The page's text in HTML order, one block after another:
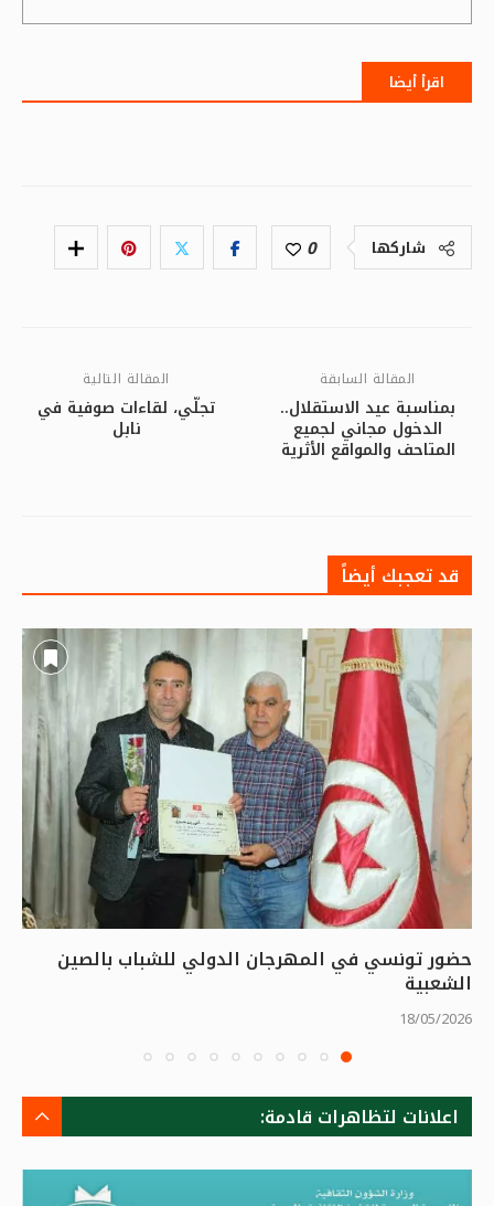
اقرأ أيضا
شاركها 0
المقالة السابقة
بمناسبة عيد الاستقلال..
الدخول مجاني لجميع
المتاحف والمواقع الأثرية
المقالة التالية
تجلّي، لقاءات صوفية في
نابل
قد تعجبك أيضاً
حضور تونسي في المهرجان الدولي للشباب بالصين
الشعبية
18/05/2026
اعلانات لتظاهرات قادمة: